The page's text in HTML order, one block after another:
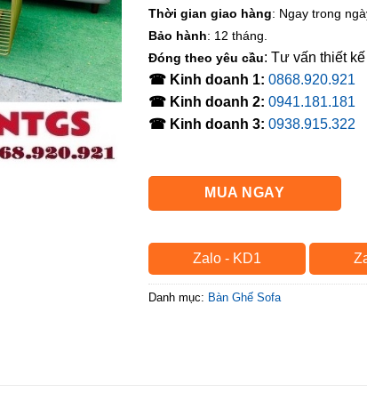
Thời gian giao hàng: Ngay trong
Bảo hành: 12 tháng.
Đóng theo yêu cầu: Tư vấn thiết
☎ Kinh doanh 1: 0868.920.921
☎ Kinh doanh 2: 0941.181.181
☎ Kinh doanh 3: 0938.915.322
MUA NGAY
Zalo - KD1
Danh mục: Bàn Ghế Sofa